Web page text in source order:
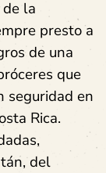
la
presto a
de una
que
seguridad en
Rica.
del